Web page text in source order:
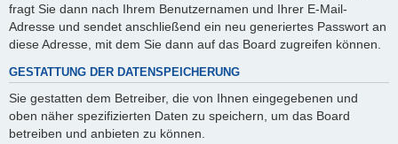
fragt Sie dann nach Ihrem Benutzernamen und Ihrer E-Mail-
Adresse und sendet anschließend ein neu generiertes Passwort an
diese Adresse, mit dem Sie dann auf das Board zugreifen können.
GESTATTUNG DER DATENSPEICHERUNG
Sie gestatten dem Betreiber, die von Ihnen eingegebenen und
oben näher spezifizierten Daten zu speichern, um das Board
betreiben und anbieten zu können.